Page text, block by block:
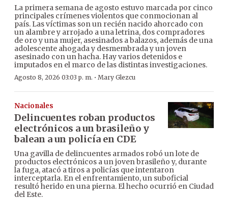
La primera semana de agosto estuvo marcada por cinco
principales crímenes violentos que conmocionan al
país. Las víctimas son un recién nacido ahorcado con
un alambre y arrojado a una letrina, dos compradores
de oro y una mujer, asesinados a balazos, además de una
adolescente ahogada y desmembrada y un joven
asesinado con un hacha. Hay varios detenidos e
imputados en el marco de las distintas investigaciones.
Agosto 8, 2026 03:03 p. m. · Mary Glezcu
Nacionales
Delincuentes roban productos
electrónicos a un brasileño y
balean a un policía en CDE
Una gavilla de delincuentes armados robó un lote de
productos electrónicos a un joven brasileño y, durante
la fuga, atacó a tiros a policías que intentaron
interceptarla. En el enfrentamiento, un suboficial
resultó herido en una pierna. El hecho ocurrió en Ciudad
del Este.